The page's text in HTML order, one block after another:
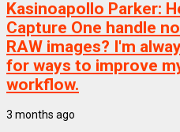
Kasinoapollo Parker:
Capture One handle
RAW images? I'm
for ways to improve
workflow.
3 months ago